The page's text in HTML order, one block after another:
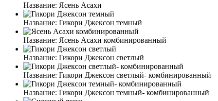
Название: Ясень Асахи
Название: Гикори Джексон темный
Название: Ясень Асахи комбинированный
Название: Гикори Джексон светлый
Название: Гикори Джексон светлый- комбинированный
Название: Гикори Джексон темный- комбинированный